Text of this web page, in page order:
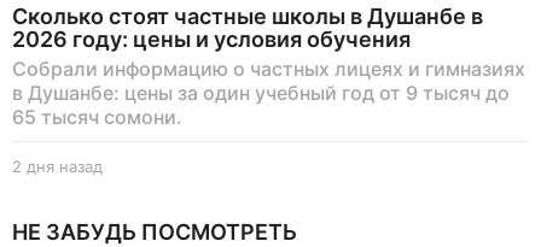
Сколько стоят частные школы в Душанбе в
2026 году: цены и условия обучения
Собрали информацию о частных лицеях и гимназиях
в Душанбе: цены за один учебный год от 9 тысяч до
65 тысяч сомони.
2 дня назад
я
НЕ ЗАБУДЬ ПОСМОТРЕТЬ